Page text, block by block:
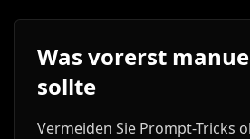
Was vorerst
sollte
Vermeiden Sie Prompt-Tricks